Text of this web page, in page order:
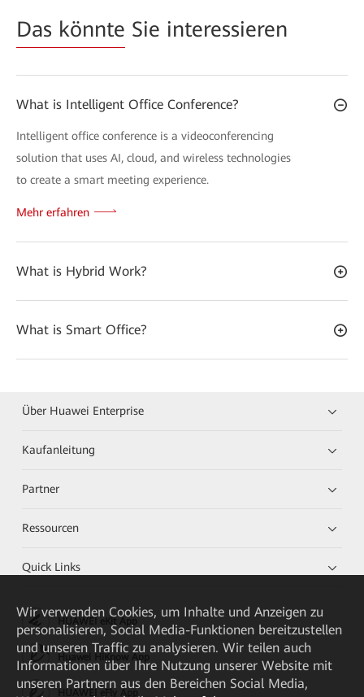
Das könnte Sie interessieren
What is Intelligent Office Conference?
Intelligent office conference is a videoconferencing
solution that uses AI, cloud, and wireless technologies
to create a smart meeting experience.
Mehr erfahren
What is Hybrid Work?
What is Smart Office?
Über Huawei Enterprise
Kaufanleitung
Partner
Ressourcen
Quick Links
HUAWEI eKit App
Huawei HiKnow App
HUAWEI eFly App
Wir verwenden Cookies, um Inhalte und Anzeigen zu
personalisieren, Social Media-Funktionen bereitzustellen
und unseren Traffic zu analysieren. Wir teilen auch
Informationen über Ihre Nutzung unserer Website mit
unseren Partnern aus den Bereichen Social Media,